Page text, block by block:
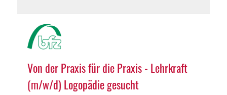
Von der Praxis für die Praxis - Lehrkraft
(m/w/d) Logopädie gesucht